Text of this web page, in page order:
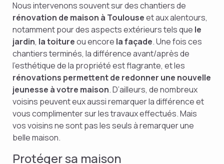
Nous intervenons souvent sur des chantiers de
rénovation de maison à Toulouseet aux alentours,
notamment pour des aspects extérieurs tels que le
jardin, la toitureou encore la façade. Une fois ces
chantiers terminés, la différence avant/après de
l’esthétique de la propriété est flagrante, et les
rénovations permettent de redonner une nouvelle
jeunesse à votre maison. D’ailleurs, de nombreux
voisins peuvent eux aussi remarquer la différence et
vous complimenter sur les travaux effectués. Mais
vos voisins ne sont pas les seuls à remarquer une
belle maison.
Protéger sa maison